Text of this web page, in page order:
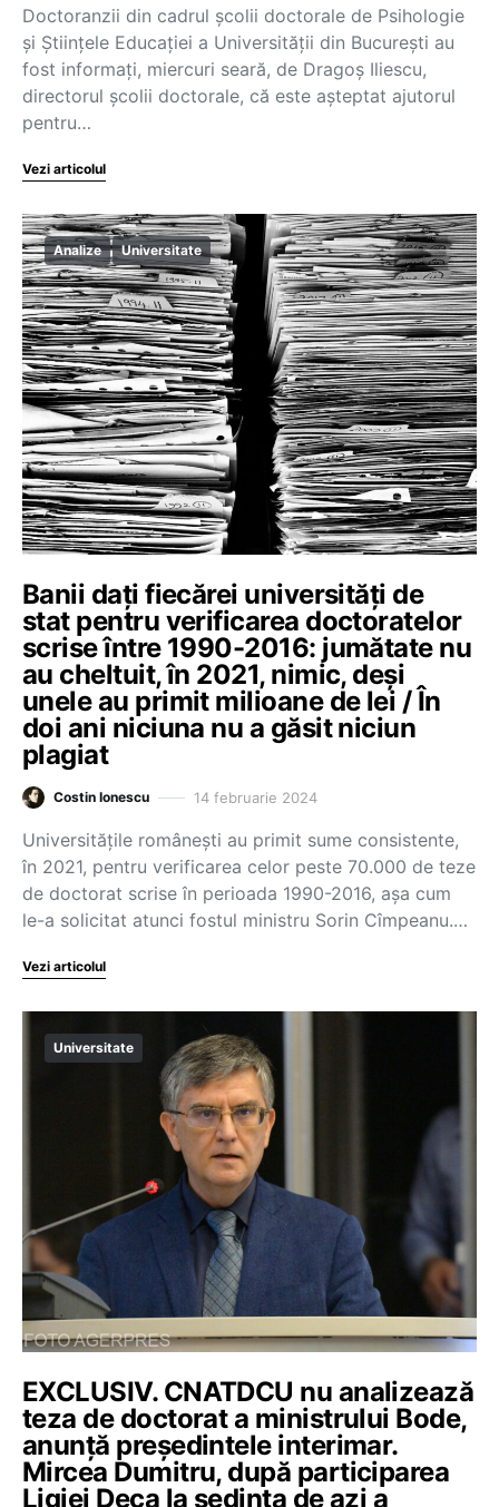
Doctoranzii din cadrul școlii doctorale de Psihologie
și Științele Educației a Universității din București au
fost informați, miercuri seară, de Dragoș Iliescu,
directorul școlii doctorale, că este așteptat ajutorul
pentru…
Vezi articolul
Analize Universitate
Banii dați fiecărei universități de
stat pentru verificarea doctoratelor
scrise între 1990-2016: jumătate nu
au cheltuit, în 2021, nimic, deși
unele au primit milioane de lei / În
doi ani niciuna nu a găsit niciun
plagiat
Costin Ionescu 14 februarie 2024
Universitățile românești au primit sume consistente,
în 2021, pentru verificarea celor peste 70.000 de teze
de doctorat scrise în perioada 1990-2016, așa cum
le-a solicitat atunci fostul ministru Sorin Cîmpeanu.…
Vezi articolul
Universitate
EXCLUSIV. CNATDCU nu analizează
teza de doctorat a ministrului Bode,
anunță președintele interimar.
Mircea Dumitru, după participarea
Ligiei Deca la ședința de azi a